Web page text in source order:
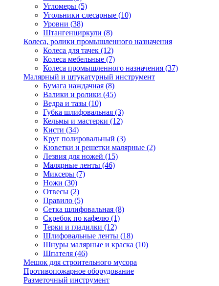
Угломеры (5)
Угольники слесарные (10)
Уровни (38)
Штангенциркули (8)
Колеса, ролики промышленного назначения
Колеса для тачек (12)
Колеса мебельные (7)
Колеса промышленного назначения (37)
Малярный и штукатурный инструмент
Бумага наждачная (8)
Валики и ролики (45)
Ведра и тазы (10)
Губка шлифовальная (3)
Кельмы и мастерки (12)
Кисти (34)
Круг полировальный (3)
Кюветки и решетки малярные (2)
Лезвия для ножей (15)
Малярные ленты (46)
Миксеры (7)
Ножи (30)
Отвесы (2)
Правило (5)
Сетка шлифовальная (8)
Скребок по кафелю (1)
Терки и гладилки (12)
Шлифовальные ленты (18)
Шнуры малярные и краска (10)
Шпателя (46)
Мешок для строительного мусора
Противопожарное оборудование
Разметочный инструмент